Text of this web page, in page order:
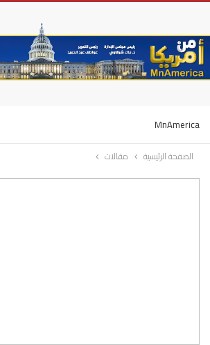
MnAmerica
الصفحة الرئيسية مقالات